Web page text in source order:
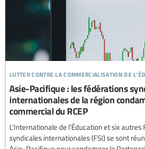
lutter contre la commercialisation de
Asie-Pacifique : les fédérations
internationales de la région
commercial du RCEP
L’Internationale de l’Éducation et six
syndicales internationales (FSI) se sont